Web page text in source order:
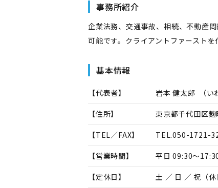
事務所紹介
企業法務、交通事故、相続、不動産
可能です。クライアントファースト
基本情報
【代表者】 岩本 健太郎 （い
【住所】 東京都千代田区
【TEL／FAX】 TEL.050-1721-
【営業時間】 平日 09:30～
【定休日】 土 ／ 日 ／ 祝（休